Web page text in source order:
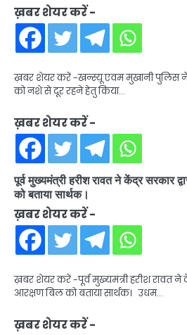
ख़बर शेयर करें -
ख़बर शेयर करें -खन्स्यू एवम मुखानी पुलिस
को नशे से दूर रहने हेतु किया…
ख़बर शेयर करें -
पूर्व मुख्यमंत्री हरीश रावत ने केंद्र सरकार
को बताया सार्थक।
ख़बर शेयर करें -
ख़बर शेयर करें -पूर्व मुख्यमंत्री हरीश रावत ने
आरक्षण बिल को बताया सार्थक। उधम…
ख़बर शेयर करें -